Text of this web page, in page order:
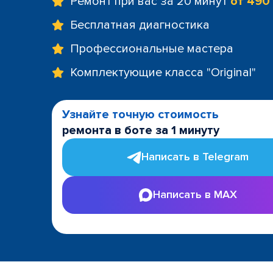
Бесплатная диагностика
Профессиональные мастера
Комплектующие класса "Original"
Узнайте точную стоимость
ремонта в боте за 1 минуту
Написать в Telegram
Написать в MAX